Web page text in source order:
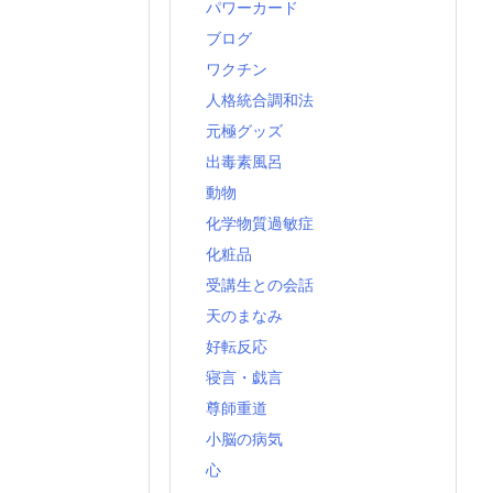
パワーカード
ブログ
ワクチン
人格統合調和法
元極グッズ
出毒素風呂
動物
化学物質過敏症
化粧品
受講生との会話
天のまなみ
好転反応
寝言・戯言
尊師重道
小脳の病気
心